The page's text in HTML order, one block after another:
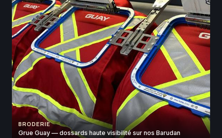
BRODERIE
Grue Guay — dossards haute visibilité sur nos Barudan